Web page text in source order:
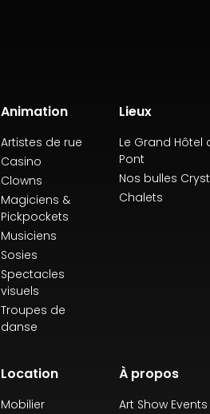
Animation
Artistes de rue
Casino
Clowns
Magiciens &
Pickpockets
Musiciens
Sosies
Spectacles
visuels
Troupes de
danse
Lieux
Le Grand Hôtel
Pont
Nos bulles
Chalets
Location
Mobilier
À propos
Art Show Events